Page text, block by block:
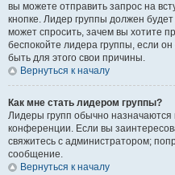
вы можете отправить запрос на
кнопке. Лидер группы должен
может спросить, зачем вы хотите
беспокойте лидера группы, если
быть для этого свои причины.
Вернуться к началу
Как мне стать лидером группы?
Лидеры групп обычно
конференции. Если вы
свяжитесь с администратором;
сообщение.
Вернуться к началу